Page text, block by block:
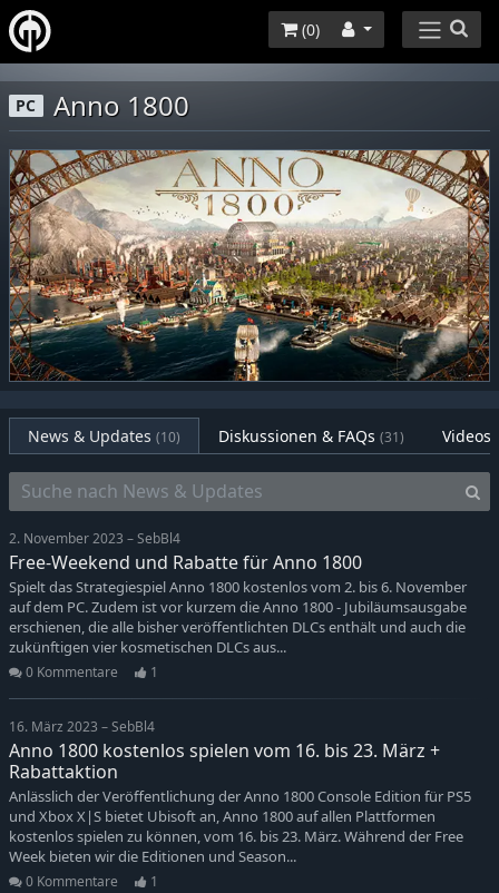
(0)
PC Anno 1800
News & Updates (10) Diskussionen & FAQs (31) Videos
2. November 2023 – SebBl4
Free-Weekend und Rabatte für Anno 1800
Spielt das Strategiespiel Anno 1800 kostenlos vom 2. bis 6. November
auf dem PC. Zudem ist vor kurzem die Anno 1800 - Jubiläumsausgabe
erschienen, die alle bisher veröffentlichten DLCs enthält und auch die
zukünftigen vier kosmetischen DLCs aus...
0 Kommentare 1
16. März 2023 – SebBl4
Anno 1800 kostenlos spielen vom 16. bis 23. März +
Rabattaktion
Anlässlich der Veröffentlichung der Anno 1800 Console Edition für PS5
und Xbox X|S bietet Ubisoft an, Anno 1800 auf allen Plattformen
kostenlos spielen zu können, vom 16. bis 23. März. Während der Free
Week bieten wir die Editionen und Season...
0 Kommentare 1